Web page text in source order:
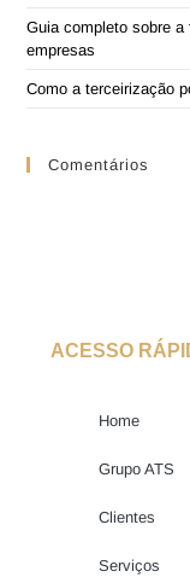
Guia completo sobre
empresas
Como a terceirização
Comentários
ACESSO
Home
Grupo ATS
Clientes
Serviços